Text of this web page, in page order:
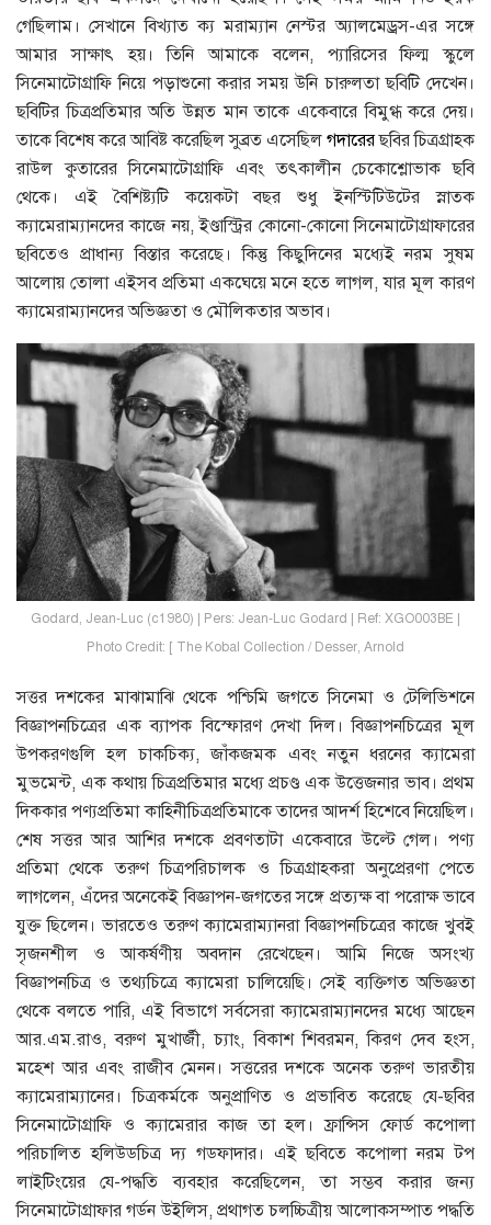
গেছিলাম। সেখানে বিখ্যাত ক্য মরাম্যান নেস্টর অ্যালমেড্রস-এর সঙ্গে
আমার সাক্ষাৎ হয়। তিনি আমাকে বলেন, প্যারিসের ফিল্ম স্কুলে
সিনেমাটোগ্রাফি নিয়ে পড়াশুনাে করার সময় উনি চারুলতা ছবিটি দেখেন।
ছবিটির চিত্রপ্রতিমার অতি উন্নত মান তাকে একেবারে বিমুগ্ধ করে দেয়।
তাকে বিশেষ করে আবিষ্ট করেছিল সুব্রত এসেছিল গদারেরছবির চিত্রগ্রাহক
রাউল কুতারের সিনেমাটোগ্রাফি এবং তৎকালীন চেকোশ্লোভাক ছবি
থেকে। এই বৈশিষ্ট্যটি কয়েকটা বছর শুধু ইনস্টিটিউটের স্নাতক
ক্যামেরাম্যানদের কাজে নয়, ইণ্ডাস্ট্রির কোনাে-কোনাে সিনেমাটোগ্রাফারের
ছবিতেও প্রাধান্য বিস্তার করেছে। কিন্তু কিছুদিনের মধ্যেই নরম সুষম
আলােয় তােলা এইসব প্রতিমা একঘেয়ে মনে হতে লাগল, যার মূল কারণ
ক্যামেরাম্যানদের অভিজ্ঞতা ও মৌলিকতার অভাব।
Godard, Jean-Luc (c1980) | Pers: Jean-Luc Godard | Ref: XGO003BE |
Photo Credit: [ The Kobal Collection / Desser, Arnold
সত্তর দশকের মাঝামাঝি থেকে পশ্চিমি জগতে সিনেমা ও টেলিভিশনে
বিজ্ঞাপনচিত্রের এক ব্যাপক বিস্ফোরণ দেখা দিল। বিজ্ঞাপনচিত্রের মূল
উপকরণগুলি হল চাকচিক্য, জাঁকজমক এবং নতুন ধরনের ক্যামেরা
মুভমেন্ট, এক কথায় চিত্রপ্রতিমার মধ্যে প্রচণ্ড এক উত্তেজনার ভাব। প্রথম
দিককার পণ্যপ্রতিমা কাহিনীচিত্রপ্রতিমাকে তাদের আদর্শ হিশেবে নিয়েছিল।
শেষ সত্তর আর আশির দশকে প্রবণতাটা একেবারে উল্টে গেল। পণ্য
প্রতিমা থেকে তরুণ চিত্রপরিচালক ও চিত্রগ্রাহকরা অনুপ্রেরণা পেতে
লাগলেন, এঁদের অনেকেই বিজ্ঞাপন-জগতের সঙ্গে প্রত্যক্ষ বা পরােক্ষ ভাবে
যুক্ত ছিলেন। ভারতেও তরুণ ক্যামেরাম্যানরা বিজ্ঞাপনচিত্রের কাজে খুবই
সৃজনশীল ও আকর্ষণীয় অবদান রেখেছেন। আমি নিজে অসংখ্য
বিজ্ঞাপনচিত্র ও তথ্যচিত্রে ক্যামেরা চালিয়েছি। সেই ব্যক্তিগত অভিজ্ঞতা
থেকে বলতে পারি, এই বিভাগে সর্বসেরা ক্যামেরাম্যানদের মধ্যে আছেন
আর.এম.রাও, বরুণ মুখার্জী, চ্যাং, বিকাশ শিবরমন, কিরণ দেব হংস,
মহেশ আর এবং রাজীব মেনন। সত্তরের দশকে অনেক তরুণ ভারতীয়
ক্যামেরাম্যানের। চিত্রকর্মকে অনুপ্রাণিত ও প্রভাবিত করেছে যে-ছবির
সিনেমাটোগ্রাফি ও ক্যামেরার কাজ তা হল। ফ্রান্সিস ফোর্ড কপােলা
পরিচালিত হলিউডচিত্র দ্য গডফাদার। এই ছবিতে কপােলা নরম টপ
লাইটিংয়ের যে-পদ্ধতি ব্যবহার করেছিলেন, তা সম্ভব করার জন্য
সিনেমাটোগ্রাফার গর্ডন উইলিস, প্রথাগত চলচ্চিত্রীয় আলােকসম্পাত পদ্ধতি